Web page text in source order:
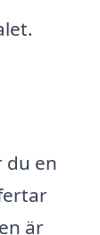
du en
är